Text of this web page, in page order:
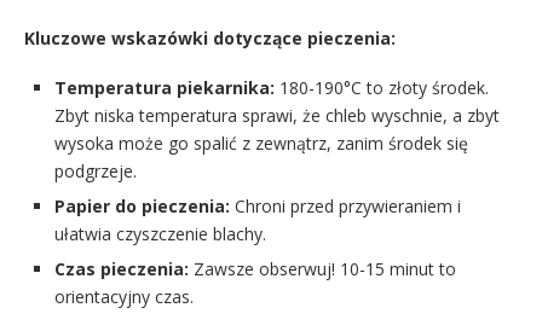
Kluczowe wskazówki dotyczące pieczenia:
Temperatura piekarnika: 180-190°C to złoty środek.
Zbyt niska temperatura sprawi, że chleb wyschnie, a zbyt
wysoka może go spalić z zewnątrz, zanim środek się
podgrzeje.
Papier do pieczenia: Chroni przed przywieraniem i
ułatwia czyszczenie blachy.
Czas pieczenia: Zawsze obserwuj! 10-15 minut to
orientacyjny czas.